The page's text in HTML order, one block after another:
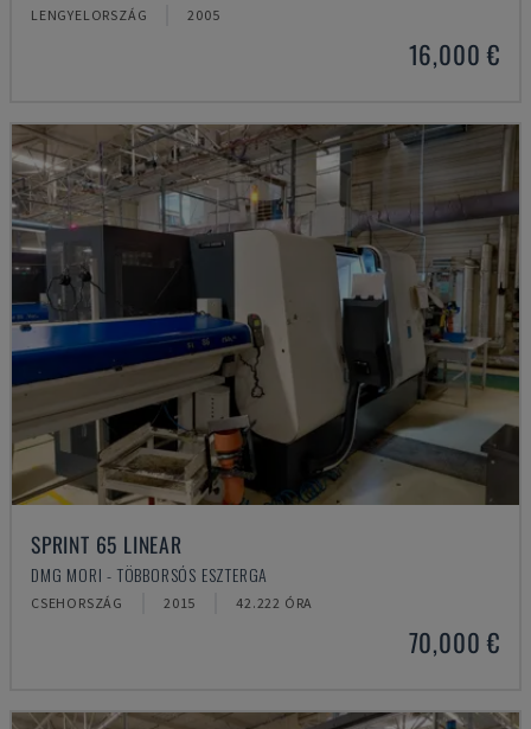
LENGYELORSZÁG 2005
16,000 €
SPRINT 65 LINEAR
DMG MORI - TÖBBORSÓS ESZTERGA
CSEHORSZÁG 2015 42.222 ÓRA
70,000 €